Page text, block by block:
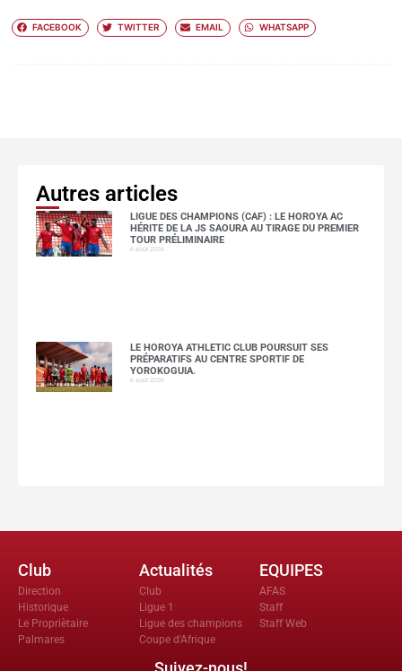
FACEBOOK TWITTER EMAIL WHATSAPP
Autres articles
LIGUE DES CHAMPIONS (CAF) : LE HOROYA AC
HÉRITE DE LA JS SAOURA AU TIRAGE DU PREMIER
TOUR PRÉLIMINAIRE
6 août 2026
LE HOROYA ATHLETIC CLUB POURSUIT SES
PRÉPARATIFS AU CENTRE SPORTIF DE
YOROKOGUIA.
6 août 2026
Club
Direction
Historique
Le Propriètaire
Palmares
Actualités
Club
Ligue 1
Ligue des champions
Coupe d'Afrique
EQUIPES
AFAS
Staff
Staff Web